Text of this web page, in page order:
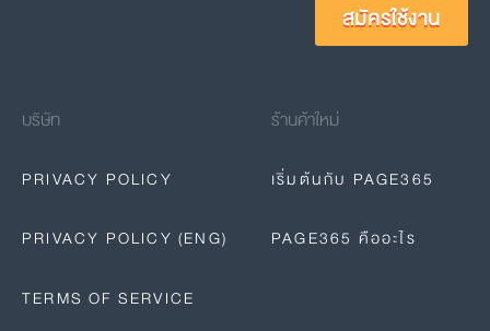
สมัครใช้งาน
บริษัท
PRIVACY POLICY
PRIVACY POLICY (ENG)
TERMS OF SERVICE
ร้านค้าใหม่
เริ่มต้นกับ PAGE365
PAGE365 คืออะไร